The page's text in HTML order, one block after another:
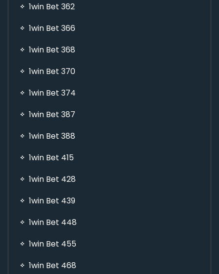
1win Bet 362
1win Bet 366
1win Bet 368
1win Bet 370
1win Bet 374
1win Bet 387
1win Bet 388
1win Bet 415
1win Bet 428
1win Bet 439
1win Bet 448
1win Bet 455
1win Bet 468